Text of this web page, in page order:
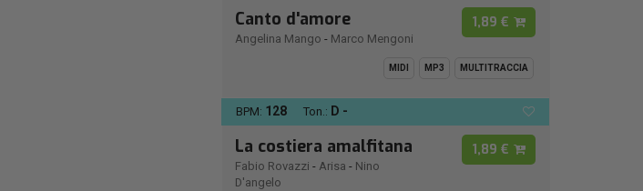
Canto d'amore
Angelina Mango - Marco Mengoni
1,89 €
MIDI MP3 MULTITRACCIA
BPM: 128 Ton.: D -
La costiera amalfitana
Fabio Rovazzi - Arisa - Nino
D'angelo
1,89 €